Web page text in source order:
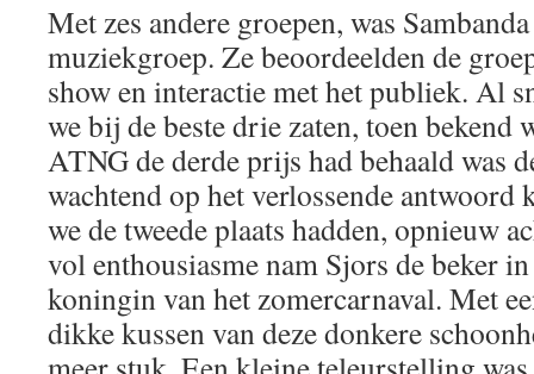
Met zes andere groepen, was
muziekgroep. Ze beoordeelden de
show en interactie met het publiek. Al
we bij de beste drie zaten, toen bekend
ATNG de derde prijs had behaald was
wachtend op het verlossende antwoord
we de tweede plaats hadden, opnieuw
vol enthousiasme nam Sjors de beker
koningin van het zomercarnaval. Met
dikke kussen van deze donkere